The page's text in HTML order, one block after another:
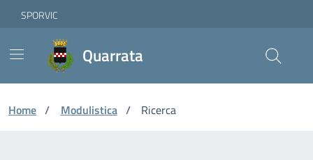
Skip to Main Content
Vai ai contenuti
Vai al footer
SPORVIC
Quarrata
Home / Modulistica / Ricerca